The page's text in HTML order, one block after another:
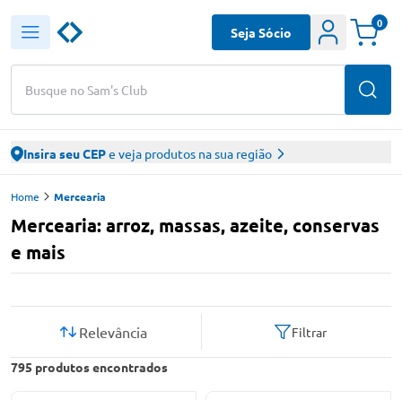
Busque no Sam's Club
Seja Sócio
0
Insira seu CEPe veja produtos na sua região
Home Mercearia
Mercearia: arroz, massas, azeite, conservas
e mais
795 produtos encontrados
Relevância Filtrar